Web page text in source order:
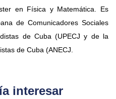
en Física y Matemática. Es
de Comunicadores Sociales
de Cuba (UPECJ y de la
de Cuba (ANECJ.
interesar